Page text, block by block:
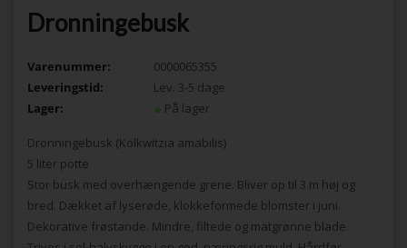
Dronningebusk
Varenummer:
0000065355
Leveringstid:
Lev. 3-5 dage
Lager:
På lager
Dronningebusk (Kolkwitzia amabilis)
5 liter potte
Stor busk med overhængende grene. Bliver op til 3 m høj og
bred. Dækket af lyserøde, klokkeformede blomster i juni.
Dekorative frøstande. Mindre, filtede og matgrønne blade.